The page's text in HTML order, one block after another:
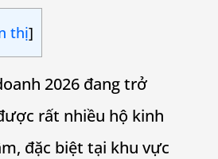
thị]
2026 đang trở
rất nhiều hộ kinh
đặc biệt tại khu vực